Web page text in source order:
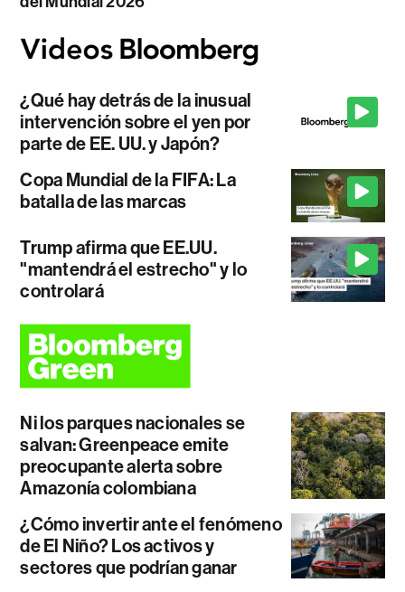
¿Qué hay detrás de la inusual
intervención sobre el yen por
parte de EE. UU. y Japón?
Copa Mundial de la FIFA: La
batalla de las marcas
Trump afirma que EE.UU.
"mantendrá el estrecho" y lo
controlará
Ni los parques nacionales se
salvan: Greenpeace emite
preocupante alerta sobre
Amazonía colombiana
¿Cómo invertir ante el fenómeno
de El Niño? Los activos y
sectores que podrían ganar